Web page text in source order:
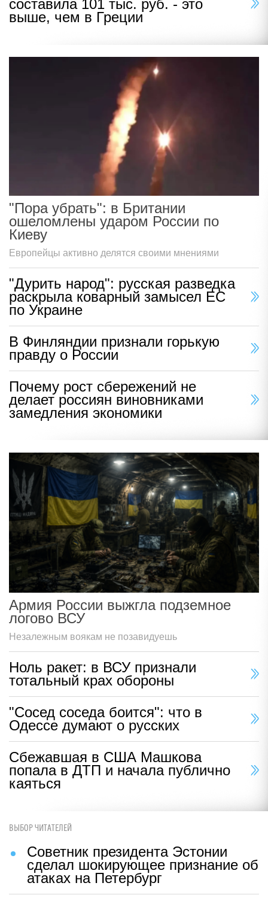
составила 101 тыс. руб. - это
выше, чем в Греции
"Пора убрать": в Британии
ошеломлены ударом России по
Киеву
Европейцы активно делятся своими мнениями
"Дурить народ": русская разведка
раскрыла коварный замысел ЕС
по Украине
В Финляндии признали горькую
правду о России
Почему рост сбережений не
делает россиян виновниками
замедления экономики
Армия России выжгла подземное
логово ВСУ
Незалежным воякам не позавидуешь
Ноль ракет: в ВСУ признали
тотальный крах обороны
"Сосед соседа боится": что в
Одессе думают о русских
Сбежавшая в США Машкова
попала в ДТП и начала публично
каяться
ВЫБОР ЧИТАТЕЛЕЙ
Советник президента Эстонии
сделал шокирующее признание об
атаках на Петербург